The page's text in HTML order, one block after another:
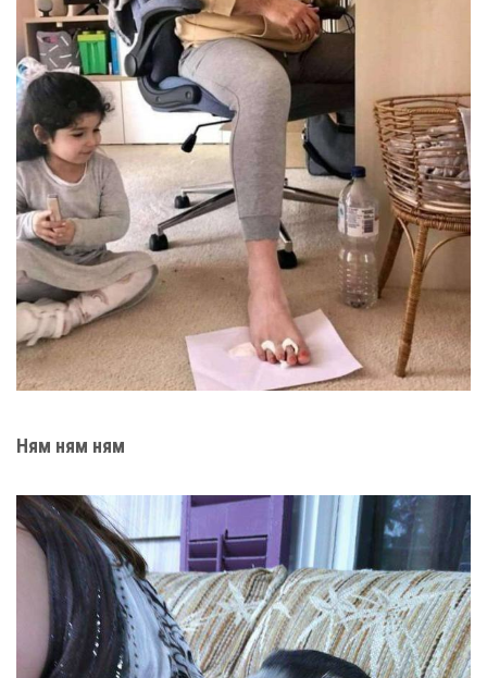
Ням ням ням